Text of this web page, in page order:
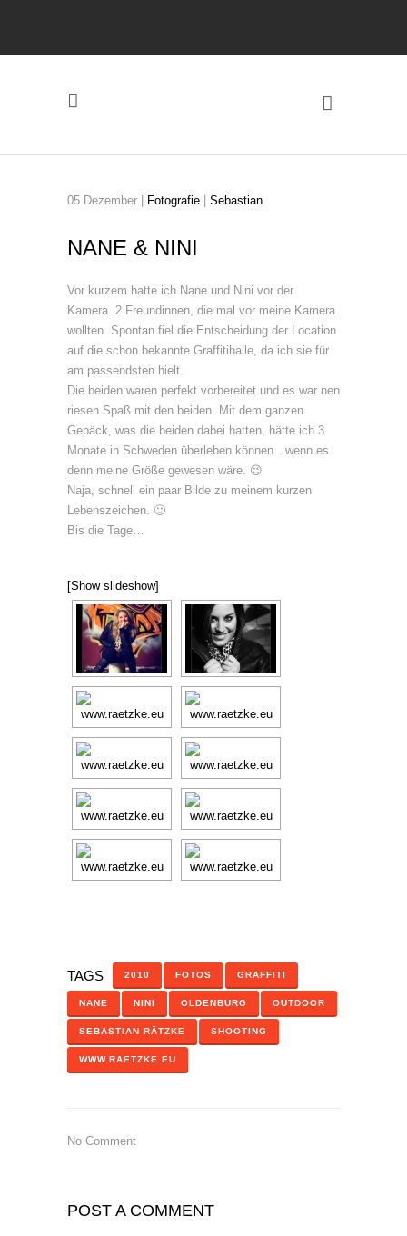
05 Dezember Fotografie Sebastian
NANE & NINI
Vor kurzem hatte ich Nane und Nini vor der
Kamera. 2 Freundinnen, die mal vor meine Kamera
wollten. Spontan fiel die Entscheidung der Location
auf die schon bekannte Graffitihalle, da ich sie für
am passendsten hielt.
Die beiden waren perfekt vorbereitet und es war nen
riesen Spaß mit den beiden. Mit dem ganzen
Gepäck, was die beiden dabei hatten, hätte ich 3
Monate in Schweden überleben können…wenn es
denn meine Größe gewesen wäre. 😉
Naja, schnell ein paar Bilde zu meinem kurzen
Lebenszeichen. 🙂
Bis die Tage…
[Show slideshow]
TAGS 2010 FOTOS GRAFFITI
NANE NINI OLDENBURG OUTDOOR
SEBASTIAN RÄTZKE SHOOTING
WWW.RAETZKE.EU
No Comment
POST A COMMENT